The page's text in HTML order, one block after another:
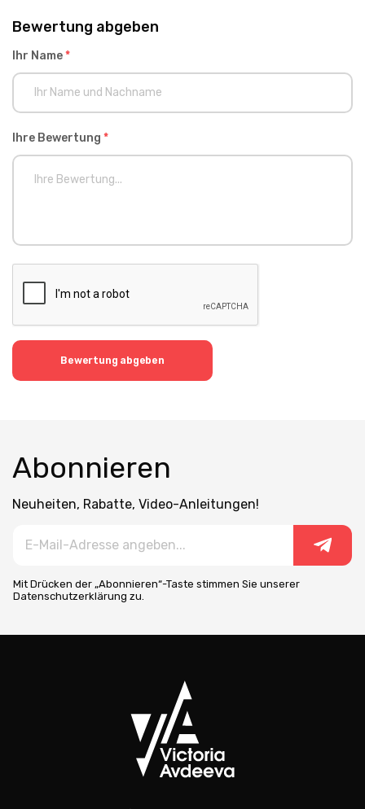
Bewertung abgeben
Ihr Name*
Ihre Bewertung *
Bewertung abgeben
Abonnieren
Neuheiten, Rabatte, Video-Anleitungen!
Mit Drücken der „Abonnieren“-Taste stimmen Sie unserer
Datenschutzerklärung zu.